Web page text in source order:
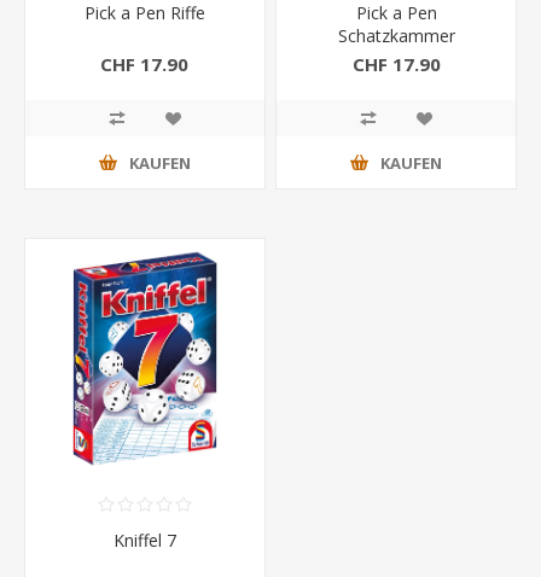
Pick a Pen Riffe
CHF 17.90
KAUFEN
Pick a Pen
Schatzkammer
CHF 17.90
KAUFEN
Kniffel 7